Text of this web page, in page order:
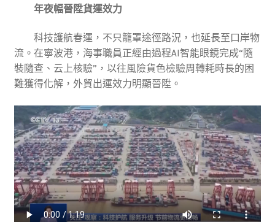
年夜幅晉陞貨運效力
科技護航春運，不只籠罩途徑路況，也延長至口岸物
流。在寧波港，海事職員正經由過程AI智能眼鏡完成“隨
裝隨查、云上核驗”，以往風險貨色檢驗周轉耗時長的困
難獲得化解，外貿出運效力明顯晉陞。